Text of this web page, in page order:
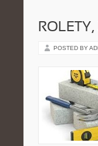
POSTED BY